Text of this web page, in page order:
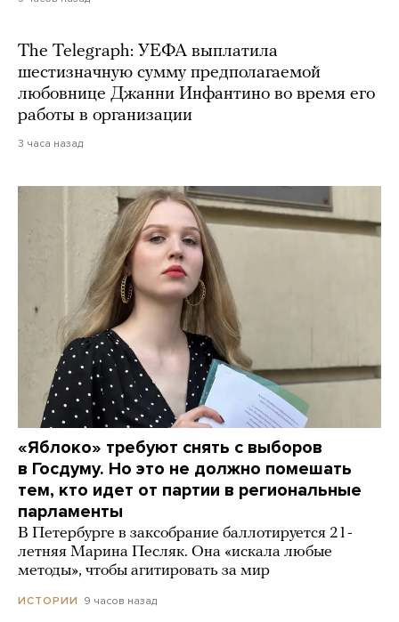
The Telegraph: УЕФА выплатила
шестизначную сумму предполагаемой
любовнице Джанни Инфантино во время его
работы в организации
3 часа назад
«Яблоко» требуют снять с выборов
в Госдуму. Но это не должно помешать
тем, кто идет от партии в региональные
парламенты
В Петербурге в заксобрание баллотируется 21-
летняя Марина Песляк. Она «искала любые
методы», чтобы агитировать за мир
ИСТОРИИ 9 часов назад